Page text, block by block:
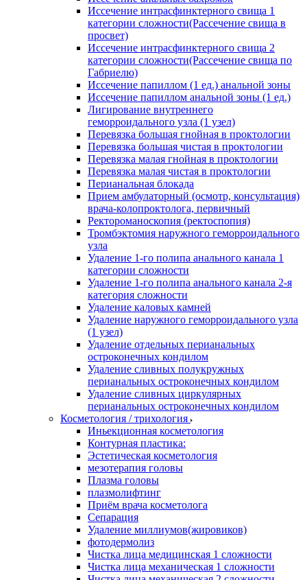
Иссечение интрасфинктерного свища 1
категории сложности(Рассечение свища в
просвет)
Иссечение интрасфинктерного свища 2
категории сложности(Рассечение свища по
Габриелю)
Иссечение папиллом (1 ед.) анальной зоны
Иссечение папиллом анальной зоны (1 ед.)
Лигирование внутреннего
геморроидального узла (1 узел)
Перевязка большая гнойная в проктологии
Перевязка большая чистая в проктологии
Перевязка малая гнойная в проктологии
Перевязка малая чистая в проктологии
Перианальная блокада
Прием амбулаторный (осмотр, консультация)
врача-колопроктолога, первичный
Ректороманоскопия (ректоспопия)
Тромбэктомия наружного геморроидального
узла
Удаление 1-го полипа анального канала 1
категории сложности
Удаление 1-го полипа анального канала 2-я
категория сложности
Удаление каловых камней
Удаление наружного геморроидального узла
(1 узел)
Удаление отдельных перианальных
остроконечных кондилом
Удаление сливных полукружных
перианальных остроконечных кондилом
Удаление сливных циркулярных
перианальных остроконечных кондилом
Косметология / трихология
Иньекционная косметология
Контурная пластика:
Эстетическая косметология
мезотерапия головы
Плазма головы
плазмолифтинг
Приём врача косметолога
Сепарация
Удаление миллиумов(жировиков)
фотодермолиз
Чистка лица медицинская 1 сложности
Чистка лица механическая 1 сложности